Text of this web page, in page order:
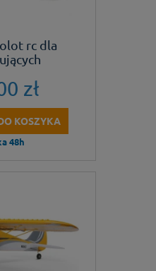
rc dla
zł
KOSZYKA
48h